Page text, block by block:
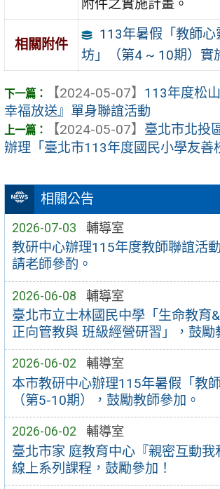
相關公告
2026-07-03 輔導室
教研中心辦理115年度教師聯誼活
請老師參酌。
2026-06-08 輔導室
臺北市立士林國民中學「生命教育
正向管教與 班級經營研習」，鼓勵
2026-06-02 輔導室
本市教研中心辦理115年暑假「教師
（第5-10期），鼓勵教師參加。
2026-06-02 輔導室
臺北市家 庭教育中心『親密互動我
線上系列課程，鼓勵參加！
附件之實施計畫。
相關附件
113年暑假「教師心
坊」（第4 ~ 10期）實
【2024-05-07】 113年度松
幸福放送』單身聯誼活動
【2024-05-07】 臺北市北投
辦理「臺北市113年度國民小學友善